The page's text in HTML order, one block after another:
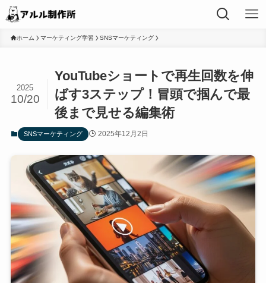
ホーム マーケティング学習 SNSマーケティング
YouTubeショートで再生回数を伸
ばす3ステップ！冒頭で掴んで最
後まで見せる編集術
2025
10/20
SNSマーケティング 2025年12月2日